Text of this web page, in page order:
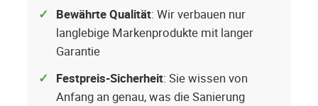
Bewährte Qualität: Wir verbauen nur
langlebige Markenprodukte mit langer
Garantie
Festpreis-Sicherheit: Sie wissen von
Anfang an genau, was die Sanierung